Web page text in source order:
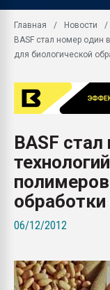
Главная
Новости
BASF стал номер один
для биологической
BASF
06/12/2012